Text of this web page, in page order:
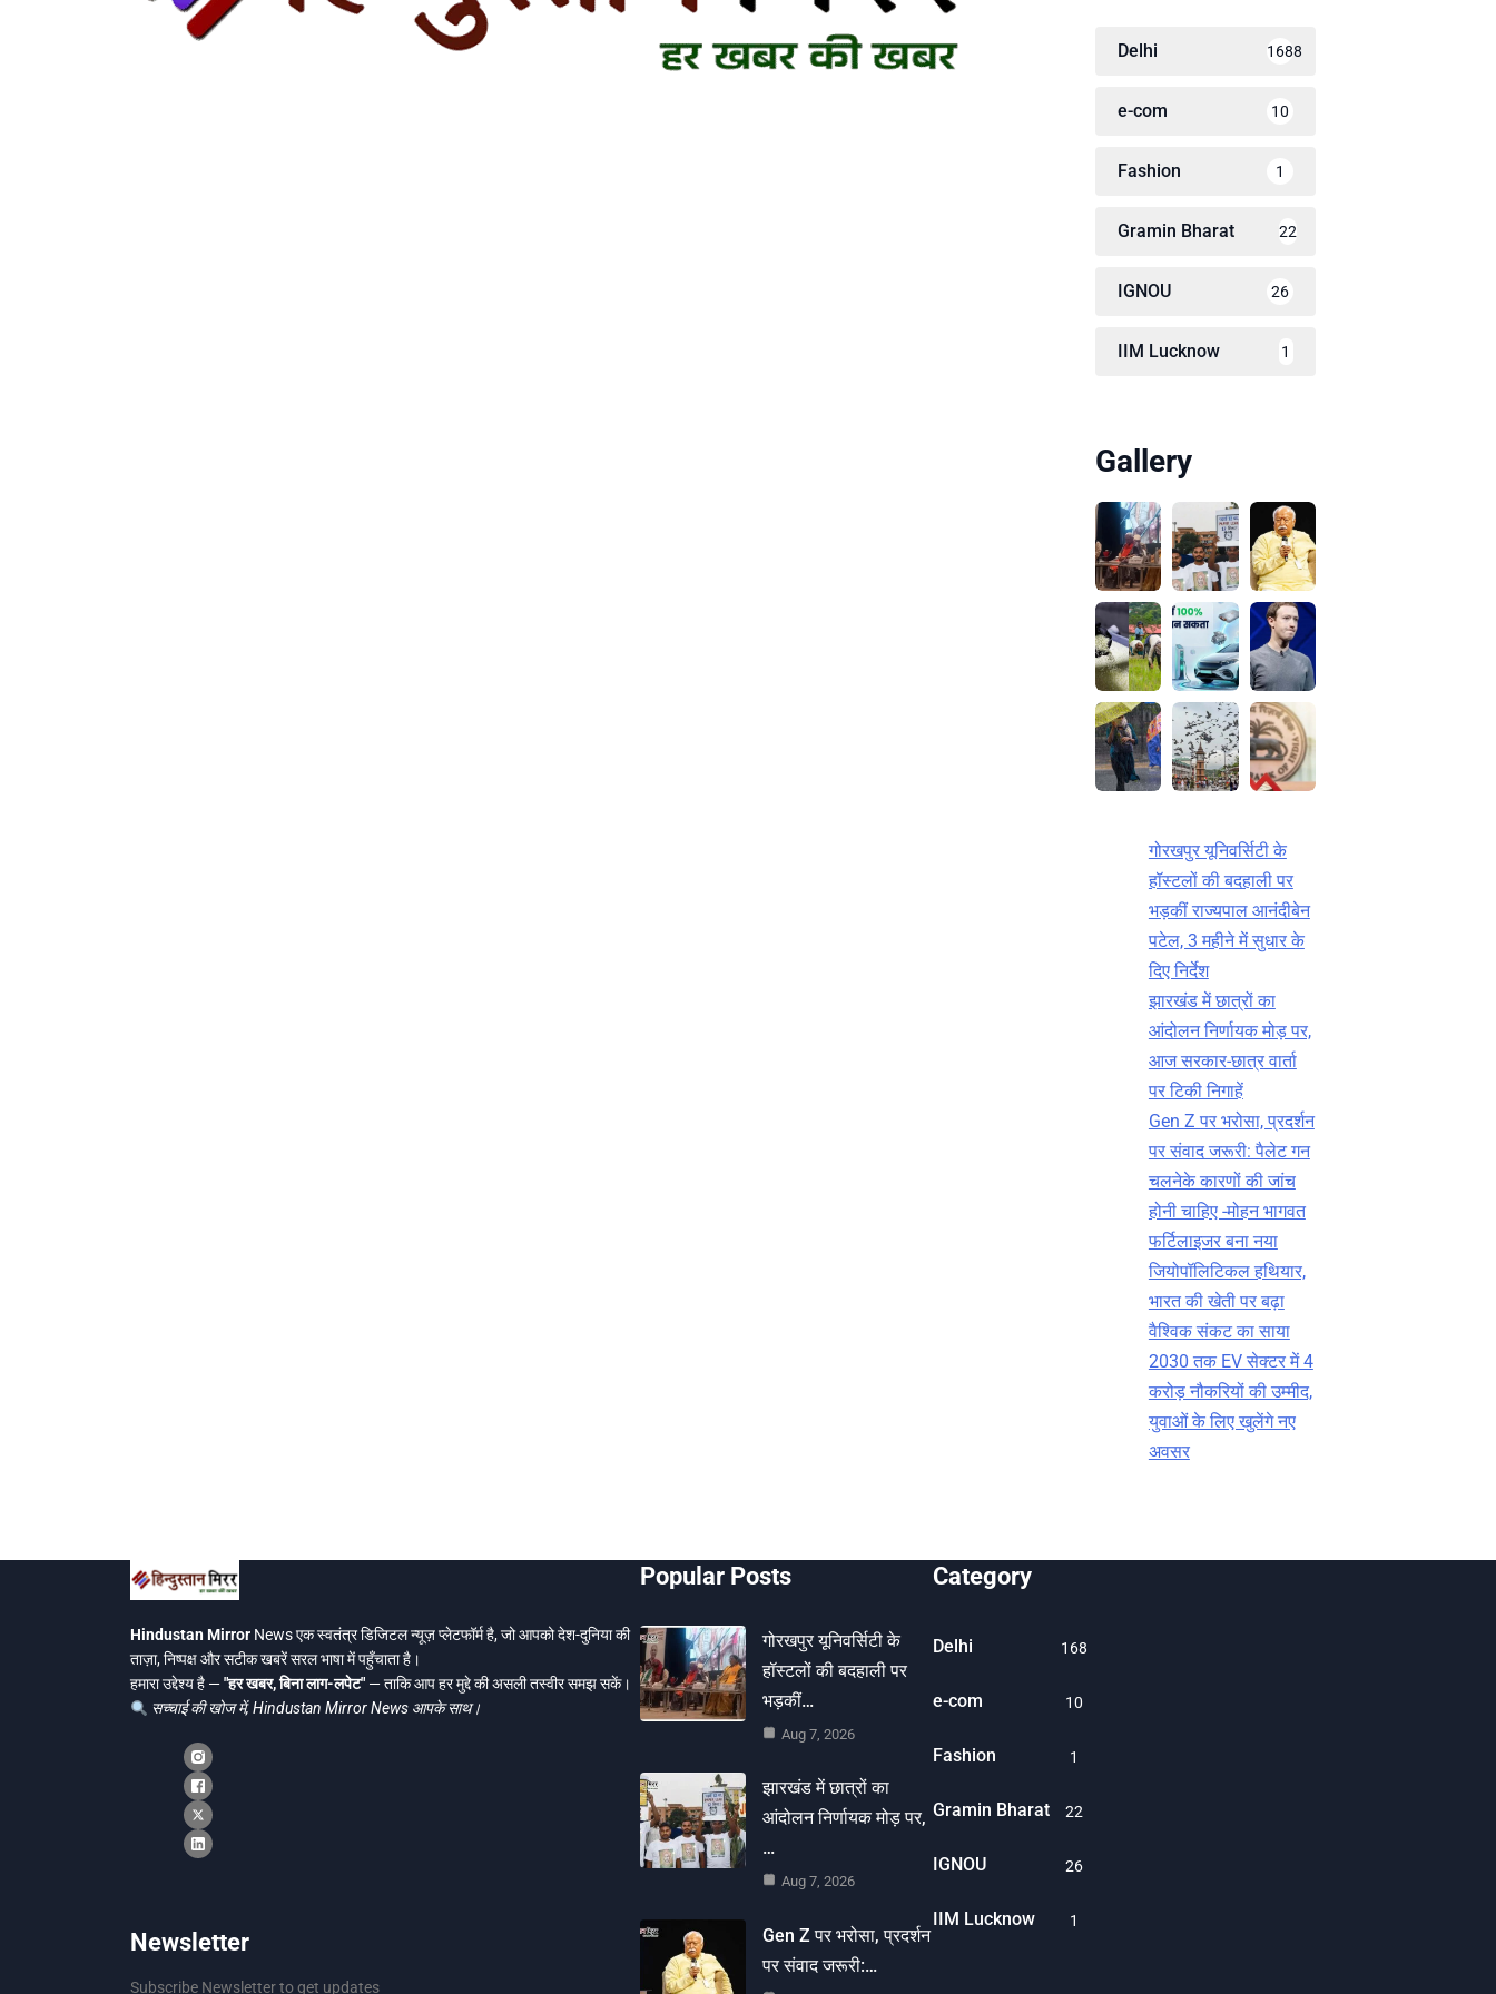
Delhi 1688
e-com 10
Fashion 1
Gramin Bharat 22
IGNOU 26
IIM Lucknow 1
Gallery
गोरखपुर यूनिवर्सिटी के
हॉस्टलों की बदहाली पर
भड़कीं राज्यपाल आनंदीबेन
पटेल, 3 महीने में सुधार के
दिए निर्देश
झारखंड में छात्रों का
आंदोलन निर्णायक मोड़ पर,
आज सरकार-छात्र वार्ता
पर टिकी निगाहें
Gen Z पर भरोसा, प्रदर्शन
पर संवाद जरूरी: पैलेट गन
चलनेके कारणों की जांच
होनी चाहिए -मोहन भागवत
फर्टिलाइजर बना नया
जियोपॉलिटिकल हथियार,
भारत की खेती पर बढ़ा
वैश्विक संकट का साया
2030 तक EV सेक्टर में 4
करोड़ नौकरियों की उम्मीद,
युवाओं के लिए खुलेंगे नए
अवसर
Hindustan Mirror News एक स्वतंत्र डिजिटल न्यूज़ प्लेटफॉर्म है, जो आपको देश-दुनिया की
ताज़ा, निष्पक्ष और सटीक खबरें सरल भाषा में पहुँचाता है।
हमारा उद्देश्य है —"हर खबर, बिना लाग-लपेट" — ताकि आप हर मुद्दे की असली तस्वीर समझ सकें।
सच्चाई की खोज में, Hindustan Mirror News आपके साथ।
Newsletter
Subscribe Newsletter to get updates
Popular Posts
गोरखपुर यूनिवर्सिटी के
हॉस्टलों की बदहाली पर
भड़कीं…
Aug 7, 2026
झारखंड में छात्रों का
आंदोलन निर्णायक मोड़ पर,
…
Aug 7, 2026
Gen Z पर भरोसा, प्रदर्शन
पर संवाद जरूरी:…
Category
Delhi 1688
e-com 10
Fashion 1
Gramin Bharat 22
IGNOU 26
IIM Lucknow 1